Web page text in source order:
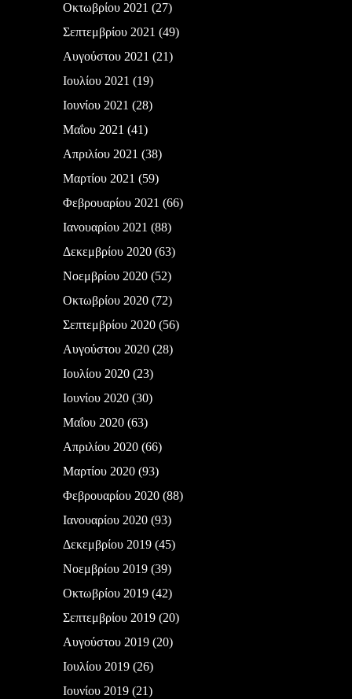
Οκτωβρίου 2021 (27)
Σεπτεμβρίου 2021 (49)
Αυγούστου 2021 (21)
Ιουλίου 2021 (19)
Ιουνίου 2021 (28)
Μαΐου 2021 (41)
Απριλίου 2021 (38)
Μαρτίου 2021 (59)
Φεβρουαρίου 2021 (66)
Ιανουαρίου 2021 (88)
Δεκεμβρίου 2020(63)
Νοεμβρίου 2020(52)
Οκτωβρίου 2020(72)
Σεπτεμβρίου 2020(56)
Αυγούστου 2020(28)
Ιουλίου 2020(23)
Ιουνίου 2020(30)
Μαΐου 2020(63)
Απριλίου 2020(66)
Μαρτίου 2020(93)
Φεβρουαρίου 2020(88)
Ιανουαρίου 2020(93)
Δεκεμβρίου 2019(45)
Νοεμβρίου 2019(39)
Οκτωβρίου 2019(42)
Σεπτεμβρίου 2019(20)
Αυγούστου 2019(20)
Ιουλίου 2019(26)
Ιουνίου 2019(21)